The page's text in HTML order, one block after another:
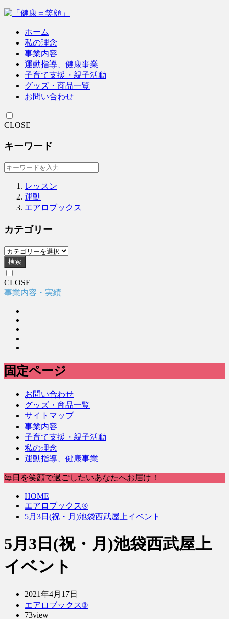
ホーム
私の理念
事業内容
運動指導、健康事業
子育て支援・親子活動
グッズ・商品一覧
お問い合わせ
CLOSE
キーワード
レッスン
運動
エアロブックス
カテゴリー
検索
CLOSE
事業内容・実績
固定ページ
お問い合わせ
グッズ・商品一覧
サイトマップ
事業内容
子育て支援・親子活動
私の理念
運動指導、健康事業
毎日を笑顔で過ごしたいあなたへお届け！
HOME
エアロブックス®︎
5月3日(祝・月)池袋西武屋上イベント
5月3日(祝・月)池袋西武屋上
イベント
2021年4月17日
エアロブックス®︎
73view